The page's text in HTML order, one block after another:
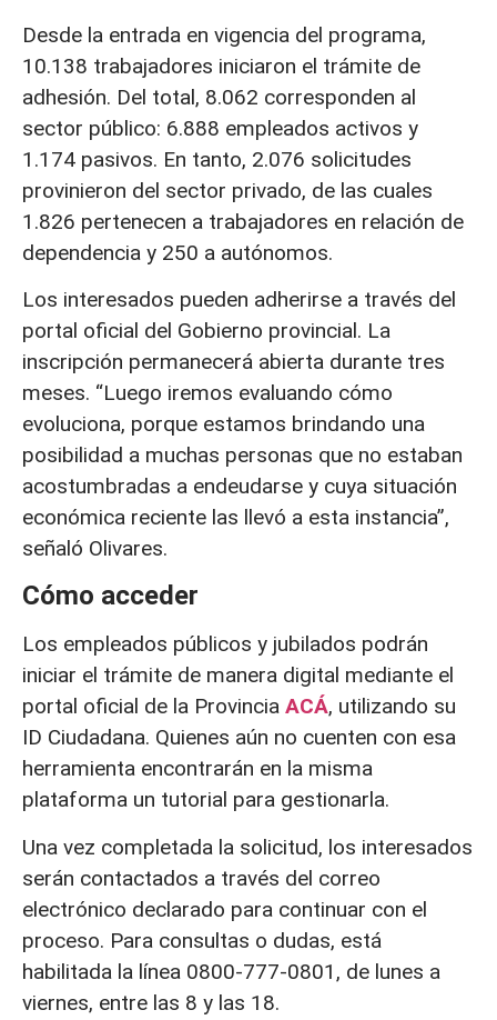
Desde la entrada en vigencia del programa,
10.138 trabajadores iniciaron el trámite de
adhesión. Del total, 8.062 corresponden al
sector público: 6.888 empleados activos y
1.174 pasivos. En tanto, 2.076 solicitudes
provinieron del sector privado, de las cuales
1.826 pertenecen a trabajadores en relación de
dependencia y 250 a autónomos.
Los interesados pueden adherirse a través del
portal oficial del Gobierno provincial. La
inscripción permanecerá abierta durante tres
meses. “Luego iremos evaluando cómo
evoluciona, porque estamos brindando una
posibilidad a muchas personas que no estaban
acostumbradas a endeudarse y cuya situación
económica reciente las llevó a esta instancia”,
señaló Olivares.
Cómo acceder
Los empleados públicos y jubilados podrán
iniciar el trámite de manera digital mediante el
portal oficial de la Provincia ACÁ, utilizando su
ID Ciudadana. Quienes aún no cuenten con esa
herramienta encontrarán en la misma
plataforma un tutorial para gestionarla.
Una vez completada la solicitud, los interesados
serán contactados a través del correo
electrónico declarado para continuar con el
proceso. Para consultas o dudas, está
habilitada la línea 0800-777-0801, de lunes a
viernes, entre las 8 y las 18.